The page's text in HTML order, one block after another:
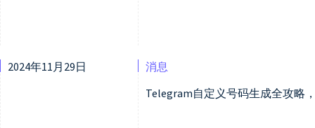
2024年11月29日
消息
Telegram自定义号码生成全攻略